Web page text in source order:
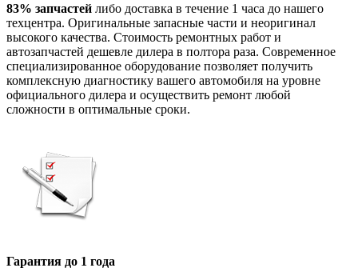
83% запчастей либо доставка в течение 1 часа до нашего
техцентра. Оригинальные запасные части и неоригинал
высокого качества. Стоимость ремонтных работ и
автозапчастей дешевле дилера в полтора раза. Современное
специализированное оборудование позволяет получить
комплексную диагностику вашего автомобиля на уровне
официального дилера и осуществить ремонт любой
сложности в оптимальные сроки.
Гарантия до 1 года